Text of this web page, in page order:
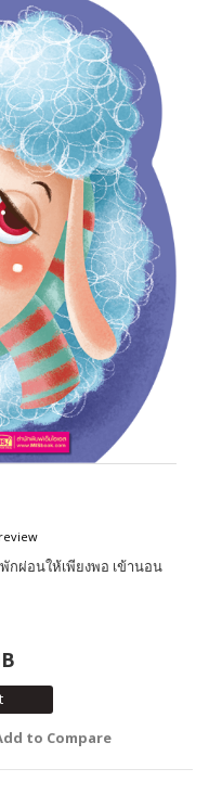
กผ่อนให้เพียงพอ เข้านอน
to Compare